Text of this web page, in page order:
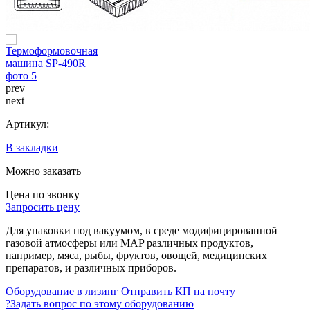
prev
next
Артикул:
В закладки
Можно заказать
Цена по звонку
Запросить цену
Для упаковки под вакуумом, в среде модифицированной
газовой атмосферы или MAP различных продуктов,
например, мяса, рыбы, фруктов, овощей, медицинских
препаратов, и различных приборов.
Оборудование в лизинг Отправить КП на почту
?Задать вопрос по этому оборудованию